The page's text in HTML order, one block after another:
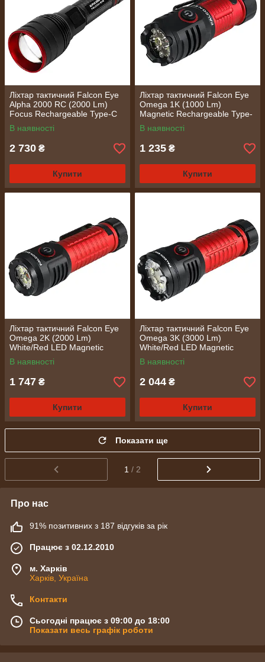
Ліхтар тактичний Falcon Eye
Alpha 2000 RC (2000 Lm)
Focus Rechargeable Type-C
(FHH0123)
В наявності
2 730 ₴
Купити
Ліхтар тактичний Falcon Eye
Omega 1K (1000 Lm)
Magnetic Rechargeable Type-
C (FHH0141)
В наявності
1 235 ₴
Купити
Ліхтар тактичний Falcon Eye
Omega 2K (2000 Lm)
White/Red LED Magnetic
Rechargeable Type-C
(FHH0142)
В наявності
1 747 ₴
Купити
Ліхтар тактичний Falcon Eye
Omega 3K (3000 Lm)
White/Red LED Magnetic
Rechargeable Type-C
(FHH0143)
В наявності
2 044 ₴
Купити
Показати ще
1 / 2
Про нас
91% позитивних з 187 відгуків за рік
Працює з 02.12.2010
м. Харків
Харків, Україна
Контакти
Сьогодні працює з 09:00 до 18:00
Показати весь графік роботи